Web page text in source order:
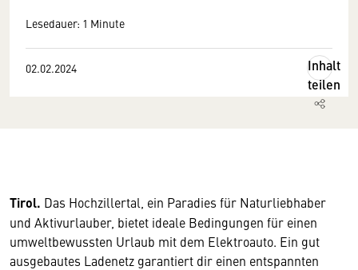
Lesedauer: 1 Minute
02.02.2024
Inhalt
teilen
Tirol. Das Hochzillertal, ein Paradies für Naturliebhaber
und Aktivurlauber, bietet ideale Bedingungen für einen
umweltbewussten Urlaub mit dem Elektroauto. Ein gut
ausgebautes Ladenetz garantiert dir einen entspannten